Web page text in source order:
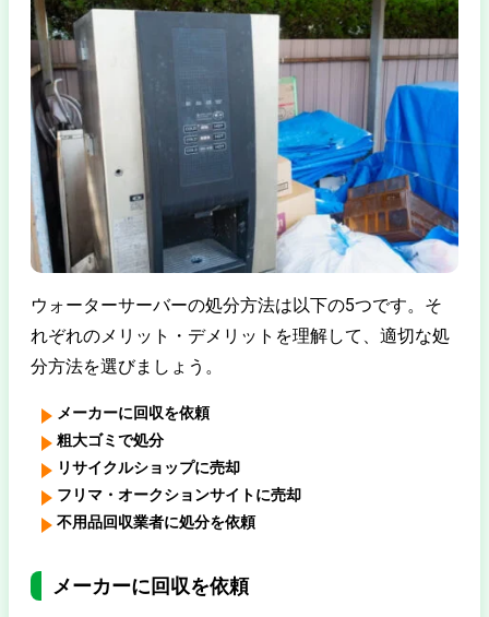
ウォーターサーバーの処分方法は以下の5つです。そ
れぞれのメリット・デメリットを理解して、適切な処
分方法を選びましょう。
メーカーに回収を依頼
粗大ゴミで処分
リサイクルショップに売却
フリマ・オークションサイトに売却
不用品回収業者に処分を依頼
メーカーに回収を依頼